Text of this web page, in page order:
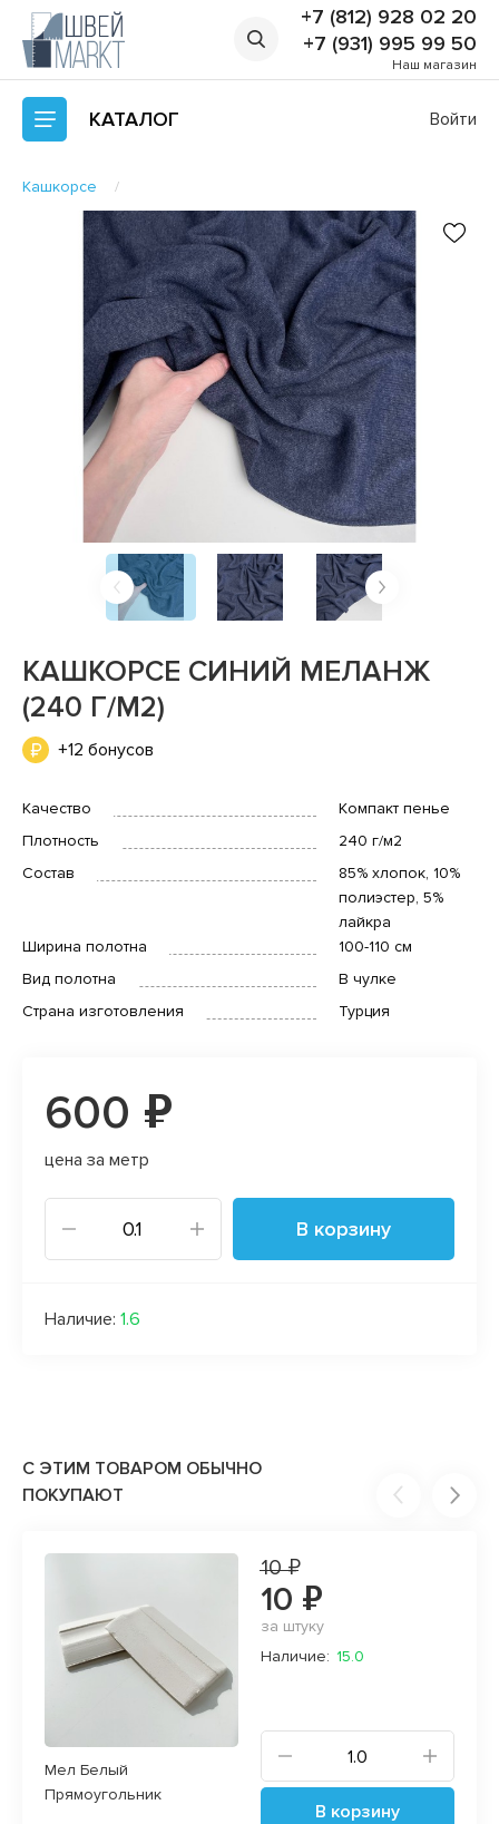
+7 (812) 928 02 20
+7 (931) 995 99 50
Наш магазин
КАТАЛОГ Войти
Кашкорсе
КАШКОРСЕ СИНИЙ МЕЛАНЖ
(240 Г/М2)
+12 бонусов
Качество
Компакт пенье
Плотность
240 г/м2
Состав
85% хлопок, 10%
полиэстер, 5%
лайкра
Ширина полотна
100-110 см
Вид полотна
В чулке
Страна изготовления
Турция
600 ₽
цена за метр
В корзину
Наличие: 1.6
С ЭТИМ ТОВАРОМ ОБЫЧНО
ПОКУПАЮТ
Мел Белый
Прямоугольник
10 ₽
10 ₽
за штуку
Наличие: 15.0
В корзину